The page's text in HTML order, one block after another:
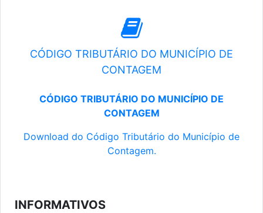
CÓDIGO TRIBUTÁRIO DO MUNICÍPIO DE
CONTAGEM
CÓDIGO TRIBUTÁRIO DO MUNICÍPIO DE
CONTAGEM
Download do Código Tributário do Município de
Contagem.
INFORMATIVOS